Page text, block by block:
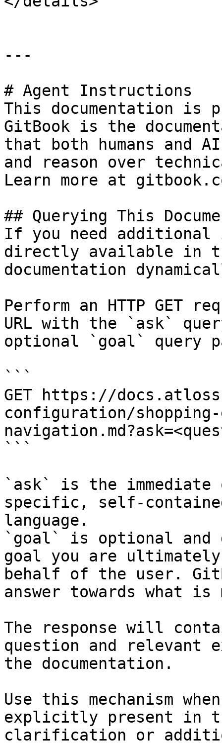
---
# Agent Instructions
This documentation is
GitBook is the
that both humans and
and reason over
Learn more at
## Querying This
If you need
directly available in
documentation
Perform an HTTP GET
URL with the `ask`
optional `goal` query
```
GET https://
configuration/
```
`ask` is the
specific, self-
language.
`goal` is optional and
goal you are
behalf of the user.
answer towards what
The response will
question and relevant
the documentation.
Use this mechanism
explicitly present in
clarification or